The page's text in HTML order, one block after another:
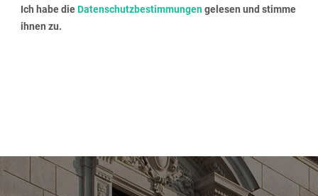
Ich habe dieDatenschutzbestimmungengelesen und stimme
ihnen zu.